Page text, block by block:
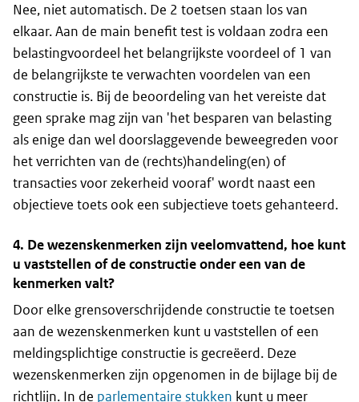
Nee, niet automatisch. De 2 toetsen staan los van
elkaar. Aan de main benefit test is voldaan zodra een
belastingvoordeel het belangrijkste voordeel of 1 van
de belangrijkste te verwachten voordelen van een
constructie is. Bij de beoordeling van het vereiste dat
geen sprake mag zijn van 'het besparen van belasting
als enige dan wel doorslaggevende beweegreden voor
het verrichten van de (rechts)handeling(en) of
transacties voor zekerheid vooraf' wordt naast een
objectieve toets ook een subjectieve toets gehanteerd.
4. De wezenskenmerken zijn veelomvattend, hoe kunt
u vaststellen of de constructie onder een van de
kenmerken valt?
Door elke grensoverschrijdende constructie te toetsen
aan de wezenskenmerken kunt u vaststellen of een
meldingsplichtige constructie is gecreëerd. Deze
wezenskenmerken zijn opgenomen in de bijlage bij de
richtlijn. In de parlementaire stukken kunt u meer